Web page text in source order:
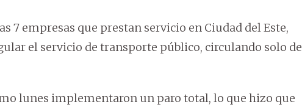
7 empresas que prestan servicio en Ciudad del Este,
el servicio de transporte público, circulando solo de
lunes implementaron un paro total, lo que hizo que